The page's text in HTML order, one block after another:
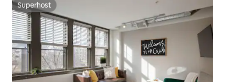
Superhost
Superhost